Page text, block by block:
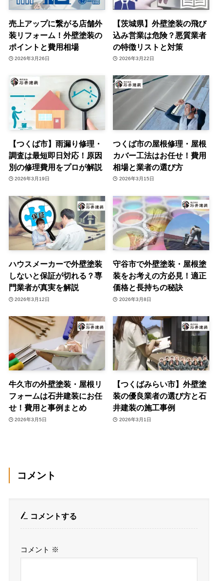
売上アップに繋がる店舗外
装リフォーム！外壁塗装の
ポイントと費用相場
2026年3月26日
【茨城県】外壁塗装の飛び
込み営業は危険？悪質業者
の特徴リストと対策
2026年3月22日
【つくば市】雨漏り修理・
調査は最短即日対応！原因
別の修理費用をプロが解説
2026年3月19日
つくば市の屋根修理・屋根
カバー工法はお任せ！費用
相場と業者の選び方
2026年3月15日
ハウスメーカーで外壁塗装
しないと保証が切れる？専
門業者が真実を解説
2026年3月12日
守谷市で外壁塗装・屋根塗
装をお考えの方必見！適正
価格と長持ちの秘訣
2026年3月8日
牛久市の外壁塗装・屋根リ
フォームは石井建装にお任
せ！費用と事例まとめ
2026年3月5日
【つくばみらい市】外壁塗
装の優良業者の選び方と石
井建装の施工事例
2026年3月1日
コメント
コメントする
コメント ※